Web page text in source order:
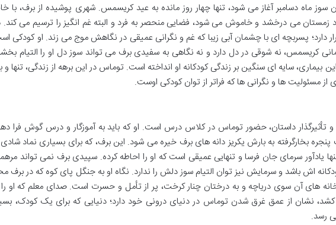
ماه دسامبر آغاز می شود، تنها چهار روز مانده به عید کریسمس. شهری پوشیده از برف، با
زمستان می درخشد و خاموش می شود، فضایی منحصر به فرد و البته غم انگیز را ترسیم می کند.
دارد؛ پسربچه ای با چشمان آبی زیبا که غم و نگرانی عمیقی در نگاهش موج می زند. او کودکی
کریسمس، نه شوقی در دل دارد و نه نگاهی به سفیدی برف می تواند سوز دل او را التیام
بیماری، سایه ای سنگین بر زندگی کودکانه او انداخته است. توماس در این برهه از زندگی، تنها و
مسئولیت ها و نگرانی ها که فراتر از توان کودکی اوست.
تأثیرگذار داستان، حضور توماس در کلاس درس است. او که باید به آموزگار و درس گوش فرا
بخارگرفته به بارش یکریز دانه های برف خیره می شود. این برف، که برای بسیاری نماد
یادآور سرمای جان فرسا و تنهایی عمیقی است که او را احاطه کرده. سپیدی برف نمی تواند
اش باشد و سرمایش نیز توان التیام سوز دلش را ندارد. نگاه او به جنگل پای کوه که در برف
های آن سوی دریاچه و به درختان چنار کرخت، پر از تأمل و حسرت است. صدای معلم که او را
نشان از عمق غرق شدن توماس در دنیای درونی خود دارد؛ دنیایی که برای یک کودک،
رسد.